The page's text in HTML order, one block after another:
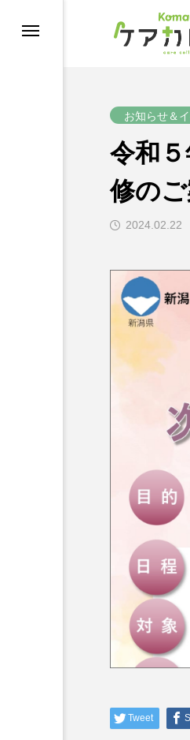
お知らせ＆
令和
修の
2024.02.22
Tweet